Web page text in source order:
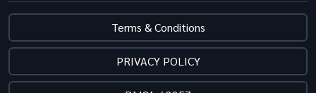
Terms & Conditions
PRIVACY POLICY